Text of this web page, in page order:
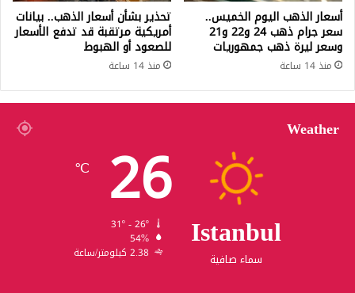
أسعار الذهب اليوم الخميس..
سعر جرام ذهب 24 و22 و21
وسعر ليرة ذهب جمهوريات
منذ 14 ساعة
تحذير بشأن أسعار الذهب.. بيانات
أمريكية مرتقبة قد تدفع الأسعار
للصعود أو الهبوط
منذ 14 ساعة
Weather
Istanbul
سماء صافية
26
℃
54%
2.38 كيلومتر/ساعة